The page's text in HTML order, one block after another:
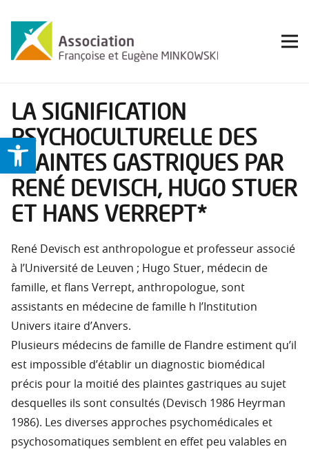
Ouvrir la barre d’outils
LA SIGNIFICATION
PSYCHOCULTURELLE DES
PLAINTES GASTRIQUES PAR
RENÉ DEVISCH, HUGO STUER
ET HANS VERREPT*
René Devisch est anthropologue et professeur associé
à l’Université de Leuven ; Hugo Stuer, médecin de
famille, et flans Verrept, anthropologue, sont
assistants en médecine de famille h l’Institution
Univers itaire d’Anvers.
Plusieurs médecins de famille de Flandre estiment qu’il
est impossible d’établir un diagnostic biomédical
précis pour la moitié des plaintes gastriques au sujet
desquelles ils sont consultés (Devisch 1986 Heyrman
1986). Les diverses approches psychomédicales et
psychosomatiques semblent en effet peu valables en